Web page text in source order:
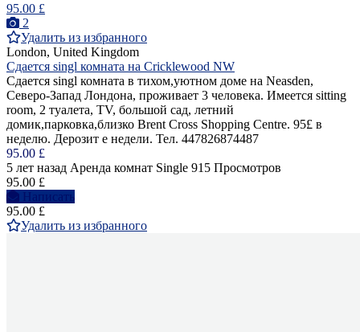
95.00 £
2
Удалить из избранного
London, United Kingdom
Сдается singl комната на Cricklewood NW
Сдается singl комната в тихом,уютном доме на Neasden,
Северо-Запад Лондона, проживает 3 человека. Имеется sitting
room, 2 туалета, TV, большой сад, летний
домик,парковка,близко Вrent Cross Shopping Centre. 95£ в
неделю. Дерозит е недели. Тел. 447826874487
95.00 £
5 лет назад Аренда комнат Single 915 Просмотров
95.00 £
Написать
95.00 £
Удалить из избранного